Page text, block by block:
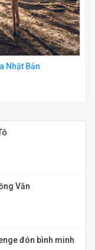
Nhật Bản
Văn
đón bình minh